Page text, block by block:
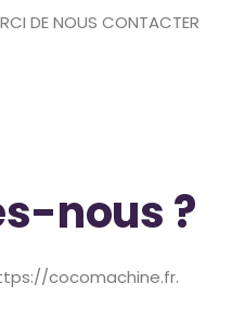
DE NOUS CONTACTER
nous ?
cocomachine.fr.